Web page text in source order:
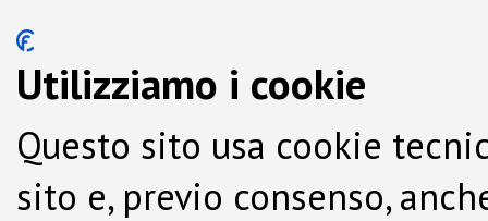
Utilizziamo i cookie
Questo sito usa cookie
sito e, previo consenso,